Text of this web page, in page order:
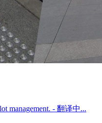
management. - 翻译中...